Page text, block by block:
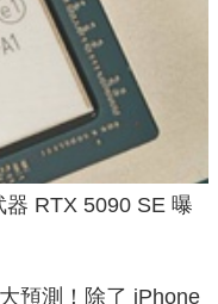
RTX 5090 SE 曝
預測！除了 iPhone